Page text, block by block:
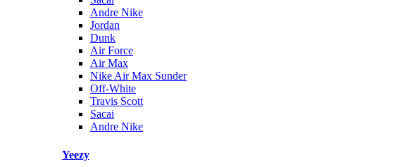
Andre Nike
Jordan
Dunk
Air Force
Air Max
Nike Air Max Sunder
Off-White
Travis Scott
Sacai
Andre Nike
Yeezy